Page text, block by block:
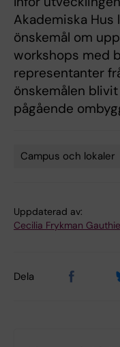
Akademiska
önskemål om
workshops med
representanter
önskemålen
pågående
Campus och lokaler
Uppdaterad av:
Cecilia Frykman
Dela